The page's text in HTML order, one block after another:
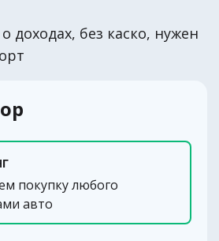
доходах, без каско, нужен
покупку любого
авто